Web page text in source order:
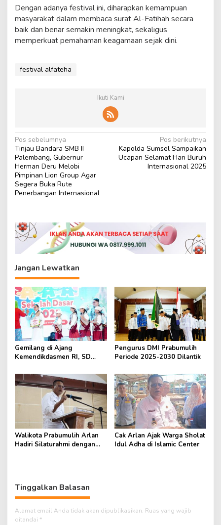
Dengan adanya festival ini, diharapkan kemampuan
masyarakat dalam membaca surat Al-Fatihah secara
baik dan benar semakin meningkat, sekaligus
memperkuat pemahaman keagamaan sejak dini.
festival alfateha
Ikuti Kami
N
a
v
i
g
s
i
p
o
s
Pos sebelumnya
Tinjau Bandara SMB II
Palembang, Gubernur
Herman Deru Melobi
Pimpinan Lion Group Agar
Segera Buka Rute
Penerbangan Internasional
Pos berikutnya
Kapolda Sumsel Sampaikan
Ucapan Selamat Hari Buruh
Internasional 2025
Jangan Lewatkan
Gemilang di Ajang
Kemendikdasmen RI, SD
Penghargaan Nasional
Pengurus DMI Prabumulih
Periode 2025-2030 Dilantik
Walikota Prabumulih Arlan
Hadiri Silaturahmi dengan
Cak Arlan Ajak Warga Sholat
Idul Adha di Islamic Center
Tinggalkan Balasan
Alamat email Anda tidak akan dipublikasikan. Ruas yang wajib
ditandai *